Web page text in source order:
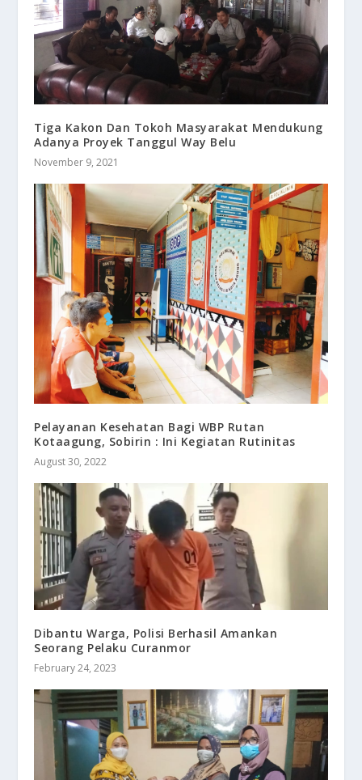
Tiga Kakon Dan Tokoh Masyarakat Mendukung
Adanya Proyek Tanggul Way Belu
November 9, 2021
Pelayanan Kesehatan Bagi WBP Rutan
Kotaagung, Sobirin : Ini Kegiatan Rutinitas
August 30, 2022
Dibantu Warga, Polisi Berhasil Amankan
Seorang Pelaku Curanmor
February 24, 2023